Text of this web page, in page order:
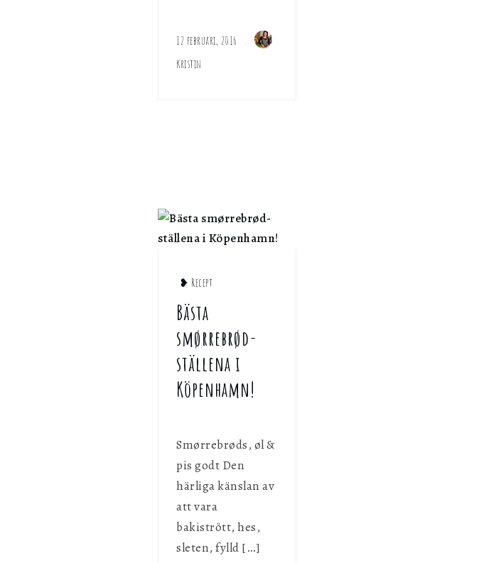
12 februari, 2016
Kristin
❥ Recept
Bästa
smørrebrød-
ställena i
Köpenhamn!
Smørrebrøds, øl &
pis godt Den
härliga känslan av
att vara
bakistrött, hes,
sleten, fylld […]